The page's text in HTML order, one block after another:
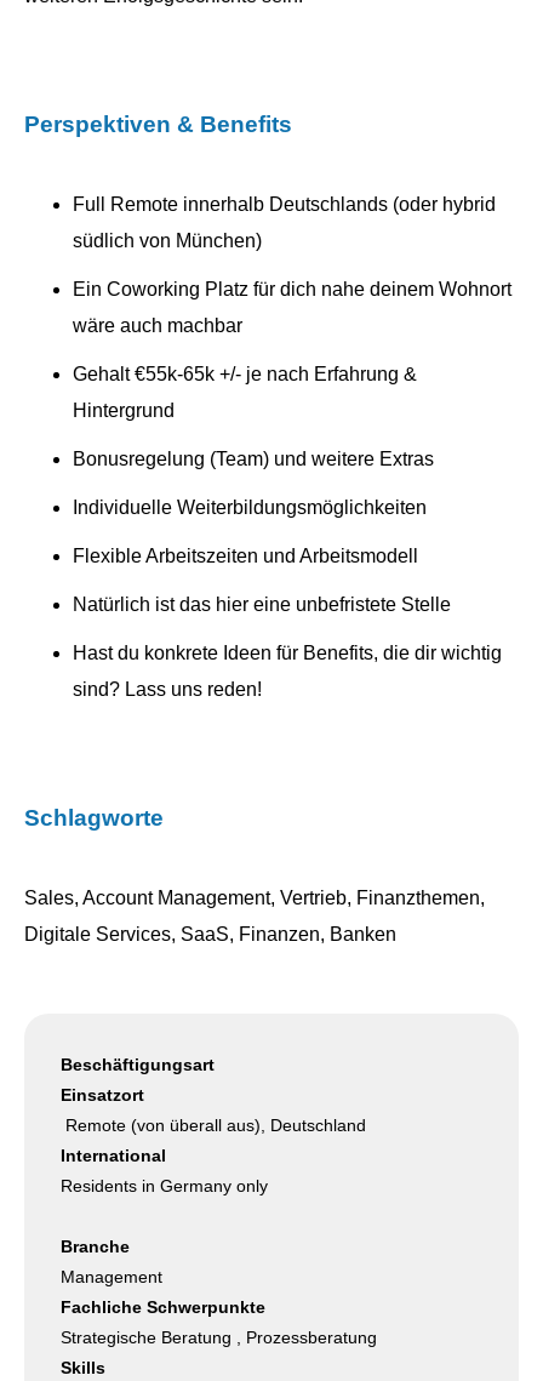
Perspektiven & Benefits
Full Remote innerhalb Deutschlands (oder hybrid
südlich von München)
Ein Coworking Platz für dich nahe deinem Wohnort
wäre auch machbar
Gehalt €55k-65k +/- je nach Erfahrung &
Hintergrund
Bonusregelung (Team) und weitere Extras
Individuelle Weiterbildungsmöglichkeiten
Flexible Arbeitszeiten und Arbeitsmodell
Natürlich ist das hier eine unbefristete Stelle
Hast du konkrete Ideen für Benefits, die dir wichtig
sind? Lass uns reden!
Schlagworte
Sales, Account Management, Vertrieb, Finanzthemen,
Digitale Services, SaaS, Finanzen, Banken
Beschäftigungsart
Einsatzort
Remote (von überall aus), Deutschland
International
Residents in Germany only
Branche
Management
Fachliche Schwerpunkte
Strategische Beratung , Prozessberatung
Skills